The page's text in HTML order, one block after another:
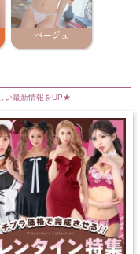
ベージュ
い最新情報をUP★